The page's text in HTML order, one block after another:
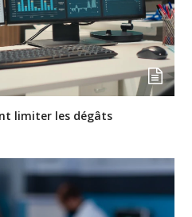
limiter les dégâts